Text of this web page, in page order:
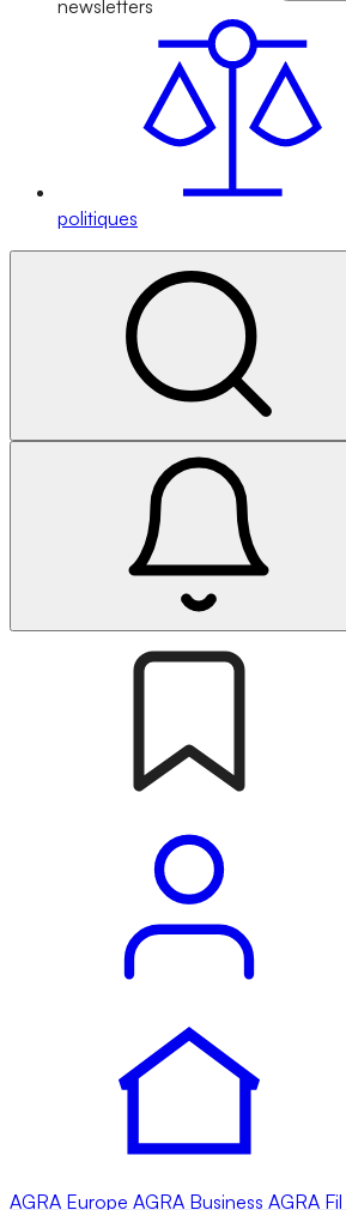
newsletters
politiques
AGRA Europe AGRA Business AGRA Fil